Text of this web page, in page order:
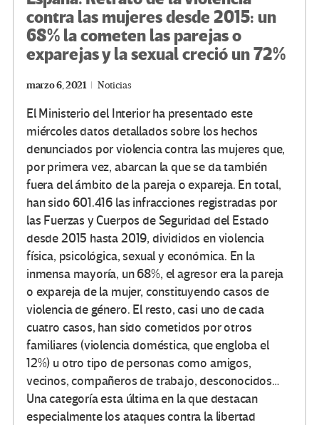
contra las mujeres desde 2015: un
68% la cometen las parejas o
exparejas y la sexual creció un 72%
marzo 6, 2021 Noticias
El Ministerio del Interior ha presentado este
miércoles datos detallados sobre los hechos
denunciados por violencia contra las mujeres que,
por primera vez, abarcan la que se da también
fuera del ámbito de la pareja o expareja. En total,
han sido 601.416 las infracciones registradas por
las Fuerzas y Cuerpos de Seguridad del Estado
desde 2015 hasta 2019, divididos en violencia
física, psicológica, sexual y económica. En la
inmensa mayoría, un 68%, el agresor era la pareja
o expareja de la mujer, constituyendo casos de
violencia de género. El resto, casi uno de cada
cuatro casos, han sido cometidos por otros
familiares (violencia doméstica, que engloba el
12%) u otro tipo de personas como amigos,
vecinos, compañeros de trabajo, desconocidos…
Una categoría esta última en la que destacan
especialmente los ataques contra la libertad